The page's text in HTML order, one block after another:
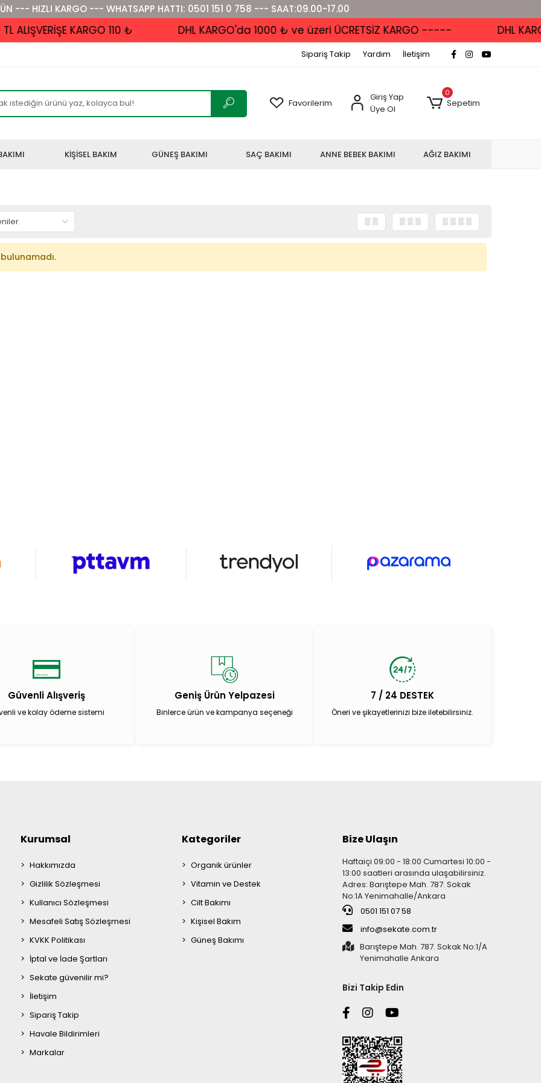
--- HIZLI KARGO --- WHATSAPP HATTI: 0501 151 0 758 --- SAAT:09.00-17.00
KARGO 110 ₺ DHL KARGO'da 1000 ₺ ve üzeri ÜCRETSİZ KARGO ----- DHL
Sipariş Takip Yardım İletişim
Favorilerim
Giriş Yap
Üye Ol
0
Sepetim
KİŞİSEL BAKIM GÜNEŞ BAKIMI SAÇ BAKIMI ANNE BEBEK BAKIMI AĞIZ BAKIMI
Güvenli Alışveriş
ve kolay ödeme sistemi
Geniş Ürün Yelpazesi
Binlerce ürün ve kampanya seçeneği
7 / 24 DESTEK
Öneri ve şikayetlerinizi bize iletebilirsiniz.
Kurumsal
Hakkımızda
Gizlilik Sözleşmesi
Kullanıcı Sözleşmesi
Mesafeli Satış Sözleşmesi
KVKK Politikası
İptal ve İade Şartları
Sekate güvenilir mi?
İletişim
Sipariş Takip
Havale Bildirimleri
Markalar
Kategoriler
Organik ürünler
Vitamin ve Destek
Cilt Bakımı
Kişisel Bakım
Güneş Bakımı
Bize Ulaşın
Haftaiçi 09:00 - 18:00 Cumartesi 10:00 -
13:00 saatleri arasında ulaşabilirsiniz.
Adres: Barıştepe Mah. 787. Sokak
No:1A Yenimahalle/Ankara
0501 151 07 58
info@sekate.com.tr
Barıştepe Mah. 787. Sokak No:1/A
Yenimahalle Ankara
Bizi Takip Edin